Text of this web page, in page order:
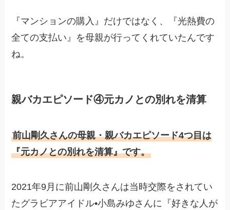
『マンションの購入』だけではなく、『光熱費の
全ての支払い』を母親が行ってくれていたんです
ね。
親バカエピソード④元カノとの別れを清算
前山剛久さんの母親・親バカエピソード4つ目は
『元カノとの別れを清算』です。
2021年9月に前山剛久さんは当時交際をされてい
たグラビアアイドル•小島みゆさんに『好きな人が